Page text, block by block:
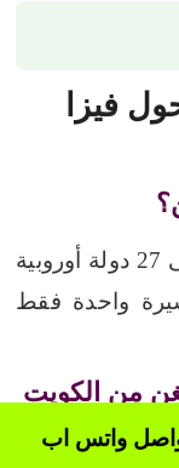
فيزا
هي تأشيرة موحدة تتيح لك السفر إلى 27 دولة أوروبية
واحدة فقط
من الكويت
واتس اب